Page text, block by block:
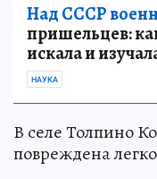
Над СССР
пришельцев:
искала и
НАУКА
В селе Толпино
повреждена